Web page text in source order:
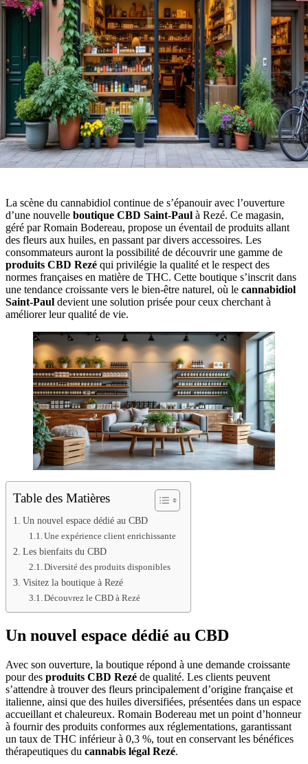
La scène du cannabidiol continue de s’épanouir avec l’ouverture
d’une nouvelle boutique CBD Saint-Paul à Rezé. Ce magasin,
géré par Romain Bodereau, propose un éventail de produits allant
des fleurs aux huiles, en passant par divers accessoires. Les
consommateurs auront la possibilité de découvrir une gamme de
produits CBD Rezé qui privilégie la qualité et le respect des
normes françaises en matière de THC. Cette boutique s’inscrit dans
une tendance croissante vers le bien-être naturel, où le cannabidiol
Saint-Paul devient une solution prisée pour ceux cherchant à
améliorer leur qualité de vie.
Table des Matières
Un nouvel espace dédié au CBD
Une expérience client enrichissante
Les bienfaits du CBD
Diversité des produits disponibles
Visitez la boutique à Rezé
Découvrez le CBD à Rezé
Un nouvel espace dédié au CBD
Avec son ouverture, la boutique répond à une demande croissante
pour des produits CBD Rezé de qualité. Les clients peuvent
s’attendre à trouver des fleurs principalement d’origine française et
italienne, ainsi que des huiles diversifiées, présentées dans un espace
accueillant et chaleureux. Romain Bodereau met un point d’honneur
à fournir des produits conformes aux réglementations, garantissant
un taux de THC inférieur à 0,3 %, tout en conservant les bénéfices
thérapeutiques du cannabis légal Rezé.